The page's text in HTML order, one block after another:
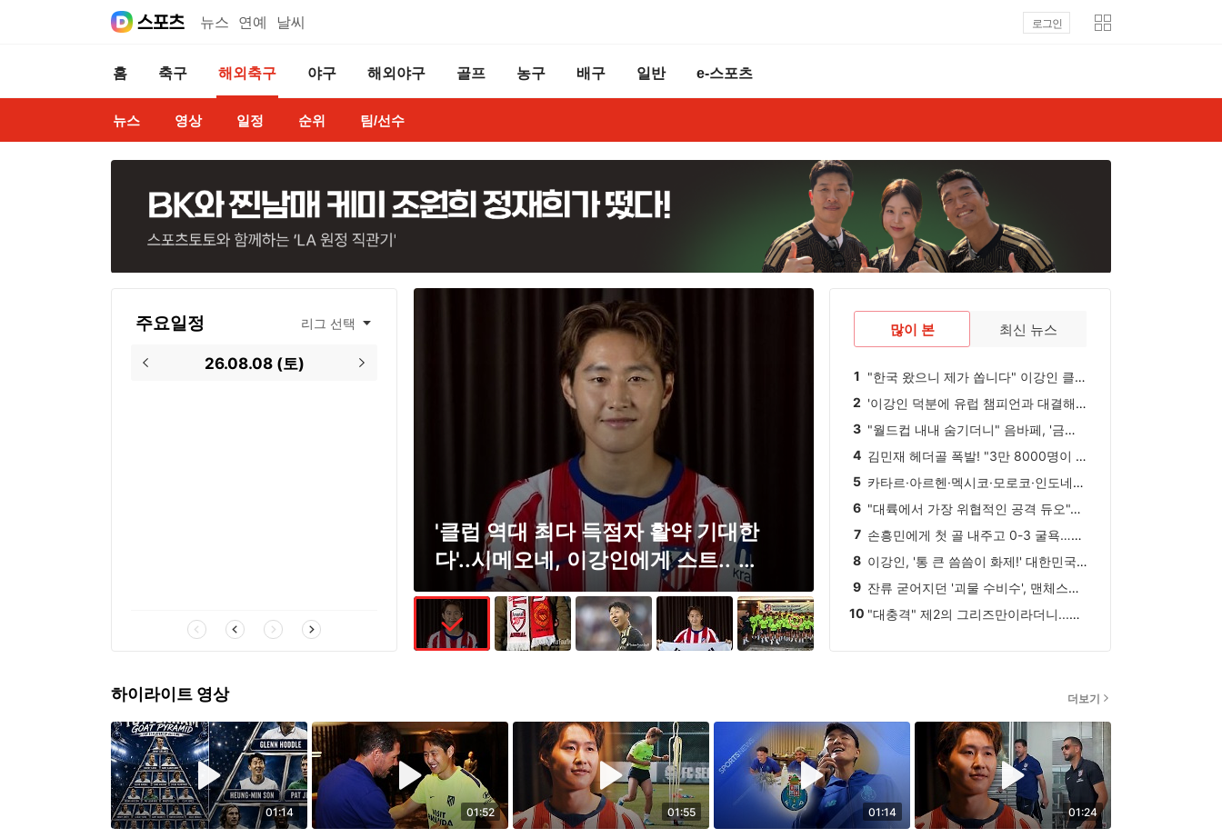
뉴스 연예 날씨 로그인
홈 축구 해외축구 야구 해외야구 골프 농구 배구 일반 e-스포츠
뉴스 영상 일정 순위 팀/선수
주요일정 리그 선택
26.08.08 (토)
'클럽 역대 최다 득점자 활약 기대한
다'..시메오네, 이강인에게 스트..
마이데일리
'아스널 팬들 뒷목 잡을 주장'...英 매
체 "비니시우스급 스타 데려올..
많이 본 최신 뉴스
1
"한국 왔으니 제가 쏩니다" 이강인 클래스가 다르네, 80명 저녁 대접 '통 큰 신고식'... 아틀레티코도 감동
2
'이강인 덕분에 유럽 챔피언과 대결해 이겼다'…스페인 2부리그 클럽 감격
3
"월드컵 내내 숨기더니" 음바페, '금발 미녀' 여친과 심야 밀회... 피팅룸 밖 원피스 3벌 들고 '현실 남친' 면모
4
김민재 헤더골 폭발! "3만 8000명이 열광했다"... 현지 집중조명, 뮌헨도 EPL 애스턴 빌라 2-1 격파
5
카타르·아르헨·멕시코·모로코·인도네시아 vs 잉글랜드·독일·크로아티아·네덜란드·요르단…세계 축구 분열 점점 더 커진다, 찬반 국가 어디?
6
"대륙에서 가장 위협적인 공격 듀오"…손흥민 향한 MLS의 극찬 "한국의 전설, 톨루카전도 스타들이 해줘야 한다"
7
손흥민에게 첫 골 내주고 0-3 굴욕…라이벌 LA 갤럭시, 결국 칼 꺼내 들었다! 'MLS 연봉 4위' 로사노 영입 임박
8
이강인, '통 큰 씀씀이 화제!' 대한민국 방문한 관계자 80명 식사 대접 한다...西 매체 "LEE, 아틀레티코 마드리드 마음 훔치고 있다" 호평
9
잔류 굳어지던 '괴물 수비수', 맨체스터 유나이티드 이적설 다시 불붙었다..."우선적으로 원하는 선수 영입 불발 시 선택지"
10
"대충격" 제2의 그리즈만이라더니...이강인, AT 마드리드 주전 제외 날벼락? "평가전 선발 아닌 교체 멤버"→"시메오네 직접 움직임 지시"
하이라이트 영상
01:14 01:52 01:55 01:14 01:24
더보기